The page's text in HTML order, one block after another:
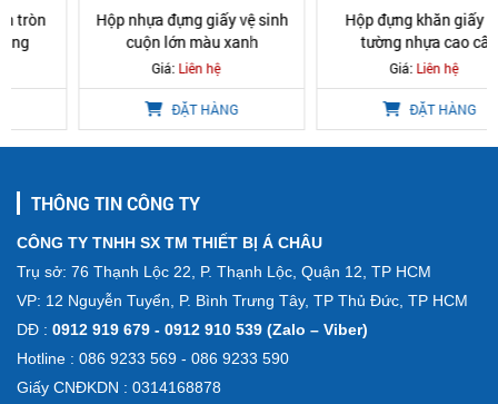
Hộp nhựa đựng giấy vệ sinh
cuộn lớn màu xanh
Liên hệ
ĐẶT HÀNG
Hộp đựng khăn giấy treo
tường nhựa cao cấp
Liên hệ
ĐẶT HÀNG
THÔNG TIN CÔNG TY
CÔNG TY TNHH SX TM THIẾT BỊ Á CHÂU
Trụ sở: 76 Thạnh Lộc 22, P. Thạnh Lộc, Quận 12, TP HCM
VP: 12 Nguyễn Tuyển, P. Bình Trưng Tây, TP Thủ Đức, TP HCM
DĐ : 0912 919 679 - 0912 910 539 (Zalo – Viber)
Hotline : 086 9233 569 - 086 9233 590
Giấy CNĐKDN : 0314168878